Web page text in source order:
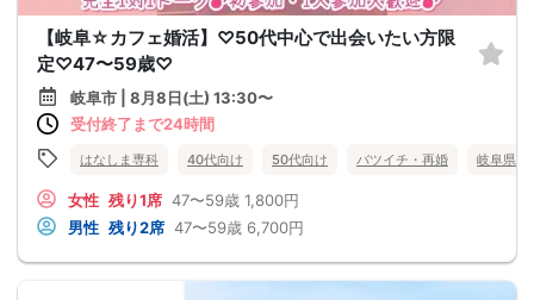
【岐阜☆カフェ婚活】♡50代中心で出会いたい方限
定♡47〜59歳♡
岐阜市 | 8月8日(土) 13:30〜
受付終了まで24時間
はなしま専科 40代向け 50代向け バツイチ・再婚 岐阜県
女性 残り1席 47〜59歳 1,800円
男性 残り2席 47〜59歳 6,700円